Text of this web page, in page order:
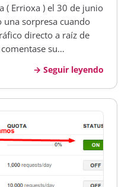
( Errioxa ) el 30 de junio
sorpresa cuando
directo a raíz de
su
segmento
tráfico dire…
Seguir leyendo